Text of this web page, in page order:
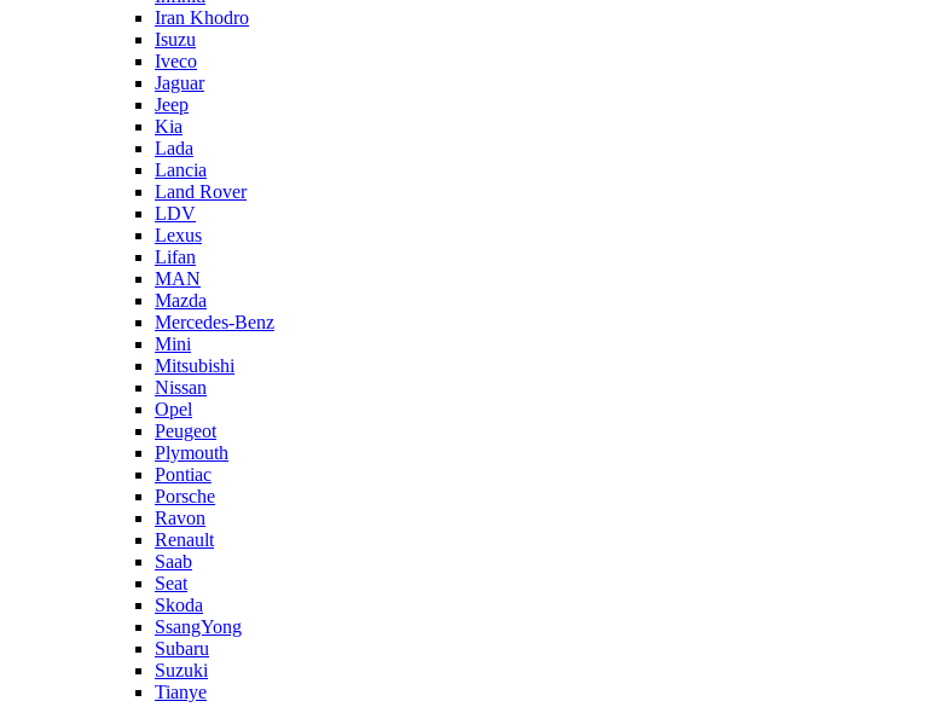
Iran Khodro
Isuzu
Iveco
Jaguar
Jeep
Kia
Lada
Lancia
Land Rover
LDV
Lexus
Lifan
MAN
Mazda
Mercedes-Benz
Mini
Mitsubishi
Nissan
Opel
Peugeot
Plymouth
Pontiac
Porsche
Ravon
Renault
Saab
Seat
Skoda
SsangYong
Subaru
Suzuki
Tianye